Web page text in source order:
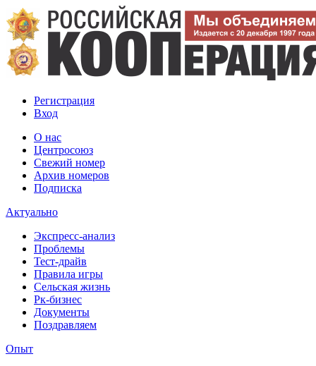
Регистрация
Вход
О нас
Центросоюз
Свежий номер
Архив номеров
Подписка
Актуально
Экспресс-анализ
Проблемы
Тест-драйв
Правила игры
Сельская жизнь
Рк-бизнес
Документы
Поздравляем
Опыт